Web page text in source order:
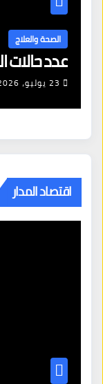
في بلجيكا
اقتصاد المدار